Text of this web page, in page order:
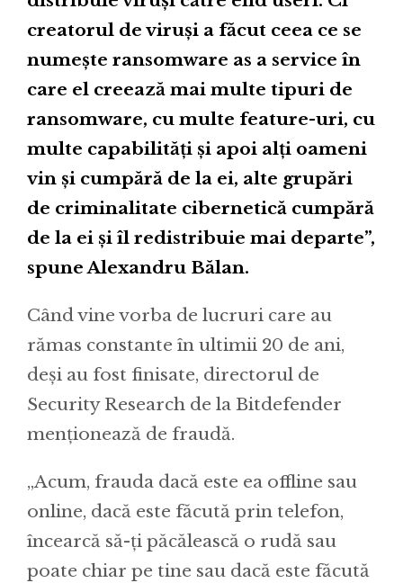
creatorul de viruși a făcut ceea ce se
numește ransomware as a service în
care el creează mai multe tipuri de
ransomware, cu multe feature-uri, cu
multe capabilități și apoi alți oameni
vin și cumpără de la ei, alte grupări
de criminalitate cibernetică cumpără
de la ei și îl redistribuie mai departe”,
spune Alexandru Bălan.
Când vine vorba de lucruri care au
rămas constante în ultimii 20 de ani,
deși au fost finisate, directorul de
Security Research de la Bitdefender
menționează de fraudă.
„Acum, frauda dacă este ea offline sau
online, dacă este făcută prin telefon,
încearcă să-ți păcălească o rudă sau
poate chiar pe tine sau dacă este făcută